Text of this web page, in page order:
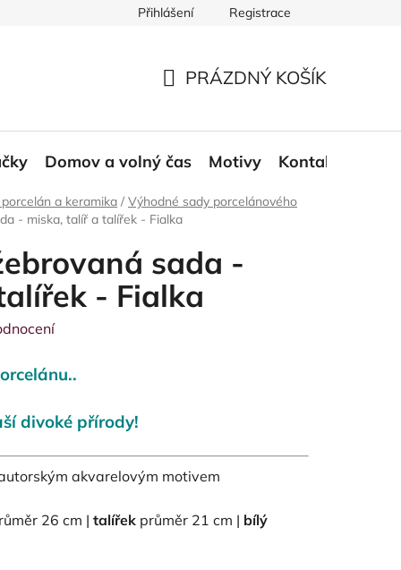
a odstoupení od smlouvy Moje objednávka
Přihlášení Registrace
PRÁZDNÝ KOŠÍK
Domov a volný čas Motivy Kontakt
a keramika / Výhodné sady porcelánového
- miska, talíř a talířek - Fialka
sada -
- Fialka
divoké přírody!
akvarelovým motivem
26 cm | talířek průměr 21 cm | bílý